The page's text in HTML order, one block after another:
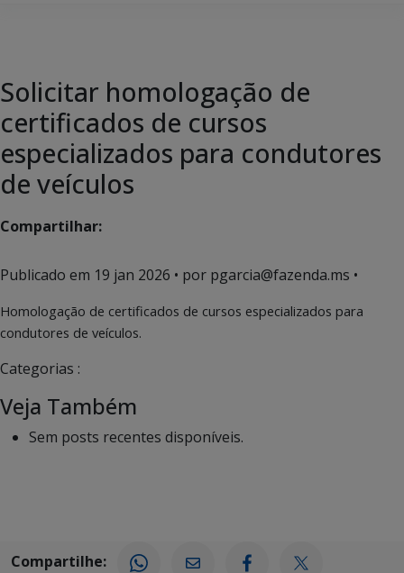
Solicitar homologação de
certificados de cursos
especializados para condutores
de veículos
Compartilhar:
Publicado em 19 jan 2026 • por pgarcia@fazenda.ms •
Homologação de certificados de cursos especializados para
condutores de veículos.
Categorias :
Veja Também
Sem posts recentes disponíveis.
Compartilhe: